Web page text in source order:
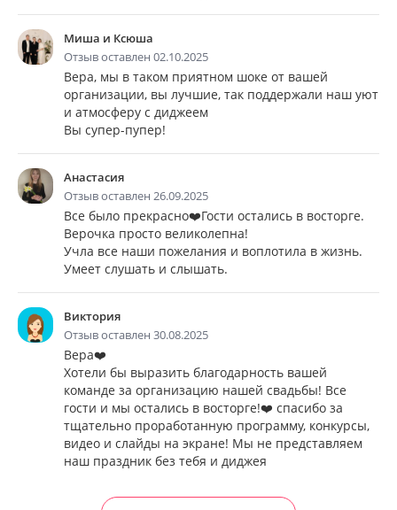
Миша и Ксюша
Отзыв оставлен 02.10.2025
Вера, мы в таком приятном шоке от вашей
организации, вы лучшие, так поддержали наш уют
и атмосферу с диджеем
Вы супер-пупер!
Анастасия
Отзыв оставлен 26.09.2025
Все было прекрасно❤️Гости остались в восторге.
Верочка просто великолепна!
Учла все наши пожелания и воплотила в жизнь.
Умеет слушать и слышать.
Виктория
Отзыв оставлен 30.08.2025
Вера❤️
Хотели бы выразить благодарность вашей
команде за организацию нашей свадьбы! Все
гости и мы остались в восторге!❤️ спасибо за
тщательно проработанную программу, конкурсы,
видео и слайды на экране! Мы не представляем
наш праздник без тебя и диджея